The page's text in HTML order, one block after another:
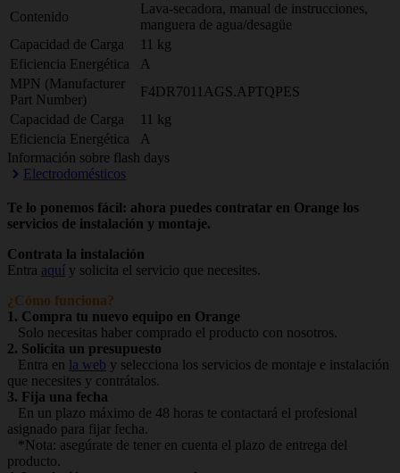
Contenido
Lava-secadora, manual de instrucciones,
manguera de agua/desagüe
Capacidad de Carga
11 kg
Eficiencia Energética
A
MPN (Manufacturer
Part Number)
F4DR7011AGS.APTQPES
Capacidad de Carga
11 kg
Eficiencia Energética
A
Información sobre flash days
Electrodomésticos
Te lo ponemos fácil: ahora puedes contratar en Orange los
servicios de instalación y montaje.
Contrata la instalación
Entra aquí y solicita el servicio que necesites.
¿Cómo funciona?
1. Compra tu nuevo equipo en Orange
Solo necesitas haber comprado el producto con nosotros.
2. Solicita un presupuesto
Entra en la web y selecciona los servicios de montaje e instalación
que necesites y contrátalos.
3. Fija una fecha
En un plazo máximo de 48 horas te contactará el profesional
asignado para fijar fecha.
*Nota: asegúrate de tener en cuenta el plazo de entrega del
producto.